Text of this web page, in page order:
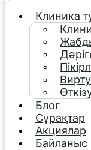
Клиника
Блог
Сұрақтар
Акциялар
Байланыс